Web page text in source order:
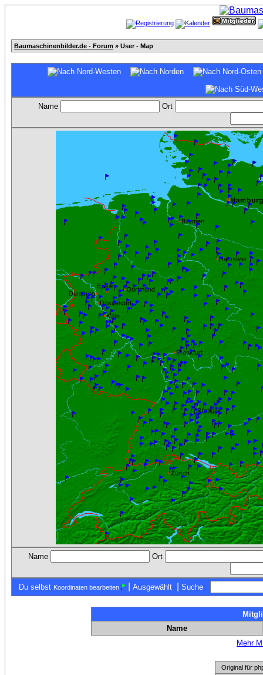
Baumaschinenbilder.de - Forum » User - Map
Name Ort
Name Ort
Du selbst Koordinaten bearbeiten | Ausgewählt Suche
Name
Mehr
Original für